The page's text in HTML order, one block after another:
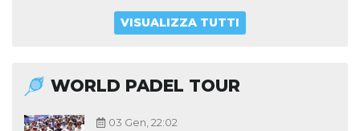
VISUALIZZA TUTTI
WORLD PADEL TOUR
03 Gen, 22:02